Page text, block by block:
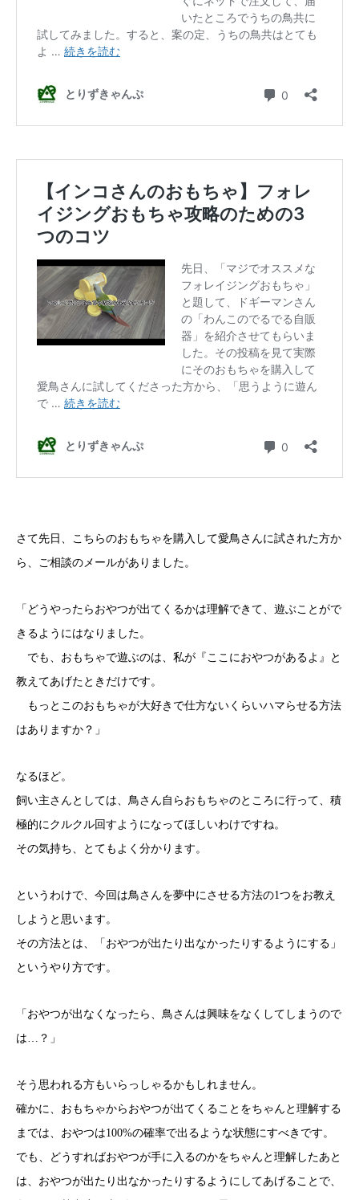
さて先日、こちらのおもちゃを購入して愛鳥さんに試された方か
ら、ご相談のメールがありました。
「どうやったらおやつが出てくるかは理解できて、遊ぶことがで
きるようにはなりました。
でも、おもちゃで遊ぶのは、私が『ここにおやつがあるよ』と
教えてあげたときだけです。
もっとこのおもちゃが大好きで仕方ないくらいハマらせる方法
はありますか？」
なるほど。
飼い主さんとしては、鳥さん自らおもちゃのところに行って、積
極的にクルクル回すようになってほしいわけですね。
その気持ち、とてもよく分かります。
というわけで、今回は鳥さんを夢中にさせる方法の1つをお教え
しようと思います。
その方法とは、「おやつが出たり出なかったりするようにする」
というやり方です。
「おやつが出なくなったら、鳥さんは興味をなくしてしまうので
は…？」
そう思われる方もいらっしゃるかもしれません。
確かに、おもちゃからおやつが出てくることをちゃんと理解する
までは、おやつは100%の確率で出るような状態にすべきです。
でも、どうすればおやつが手に入るのかをちゃんと理解したあと
は、おやつが出たり出なかったりするようにしてあげることで、